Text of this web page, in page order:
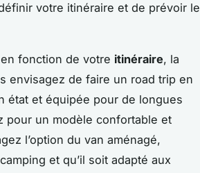
votre itinéraire et de prévoir le
fonction de votre itinéraire, la
envisagez de faire un road trip en
état et équipée pour de longues
pour un modèle confortable et
l’option du van aménagé,
et qu’il soit adapté aux